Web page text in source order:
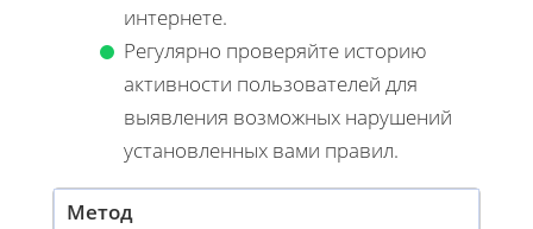
интернете.
Регулярно проверяйте историю
активности пользователей для
выявления возможных нарушений
установленных вами правил.
Метод